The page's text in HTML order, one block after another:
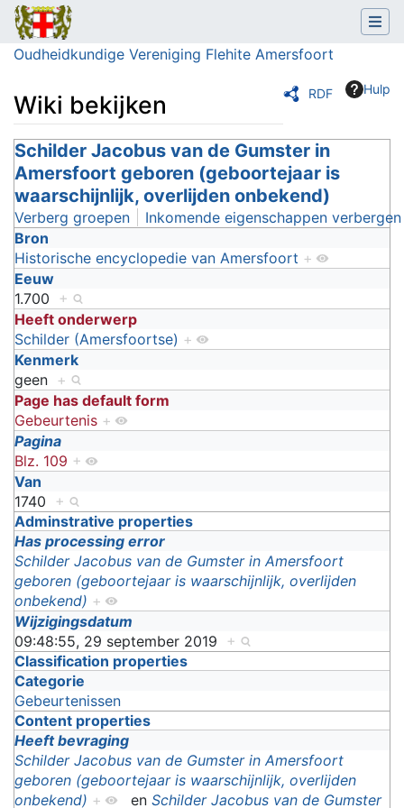
Oudheidkundige Vereniging Flehite Amersfoort
RDF Hulp
Wiki bekijken
Ga naar:navigatie,zoeken
Schilder Jacobus van de Gumster in
Amersfoort geboren (geboortejaar is
waarschijnlijk, overlijden onbekend)
Verberg groepen
Inkomende eigenschappen verbergen
Bron
Historische encyclopedie van Amersfoort +
Eeuw
1.700 +
Heeft onderwerp
Schilder (Amersfoortse) +
Kenmerk
geen +
Page has default form
Gebeurtenis +
Pagina
Blz. 109 +
Van
1740 +
Adminstrative properties
Has processing error
Schilder Jacobus van de Gumster in Amersfoort
geboren (geboortejaar is waarschijnlijk, overlijden
onbekend) +
Wijzigingsdatum
09:48:55, 29 september 2019 +
Classification properties
Categorie
Gebeurtenissen
Content properties
Heeft bevraging
Schilder Jacobus van de Gumster in Amersfoort
geboren (geboortejaar is waarschijnlijk, overlijden
onbekend) + en Schilder Jacobus van de Gumster